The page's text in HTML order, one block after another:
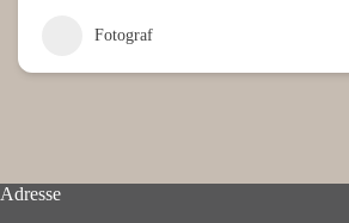
Fotograf
Adresse